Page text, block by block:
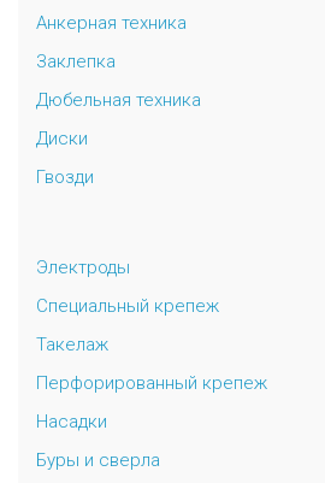
Анкерная техника
Заклепка
Дюбельная техника
Диски
Гвозди
Электроды
Специальный крепеж
Такелаж
Перфорированный крепеж
Насадки
Буры и сверла